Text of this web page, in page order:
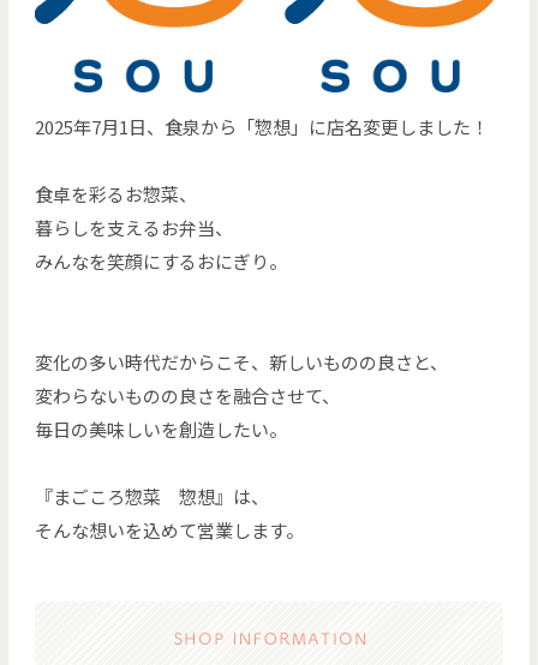
2025年7月1日、食泉から「惣想」に店名変更しました！
食卓を彩るお惣菜、
暮らしを支えるお弁当、
みんなを笑顔にするおにぎり。
変化の多い時代だからこそ、新しいものの良さと、
変わらないものの良さを融合させて、
毎日の美味しいを創造したい。
『まごころ惣菜 惣想』は、
そんな想いを込めて営業します。